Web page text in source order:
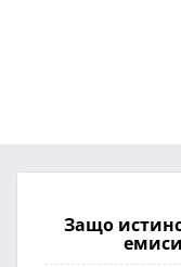
Защо